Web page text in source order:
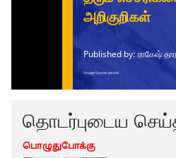
தொடர்புடைய
பொழுதுபோக்கு